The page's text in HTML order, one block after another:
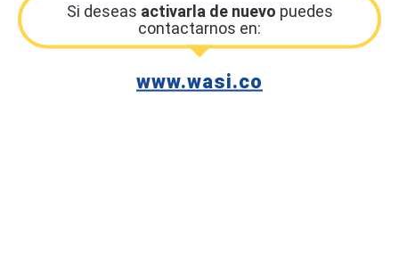
Si deseas activarla de nuevo puedes
contactarnos en:
www.wasi.co